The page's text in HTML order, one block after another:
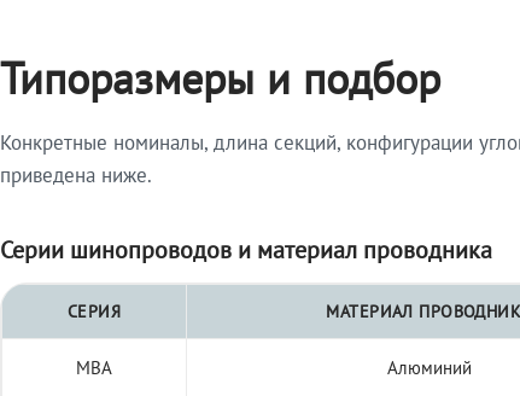
Типоразмеры и подбор
Конкретные номиналы, длина секций, конфигурации
приведена ниже.
Серии шинопроводов и материал проводника
СЕРИЯ МАТЕРИАЛ
МВА Алюминий